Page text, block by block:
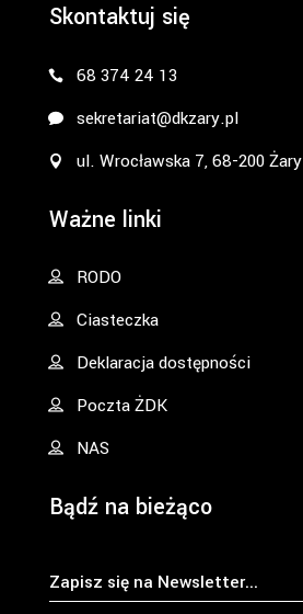
Skontaktuj się
68 374 24 13
sekretariat@dkzary.pl
ul. Wrocławska 7, 68-200 Żary
Ważne linki
RODO
Ciasteczka
Deklaracja dostępności
Poczta ŻDK
NAS
Bądź na bieżąco